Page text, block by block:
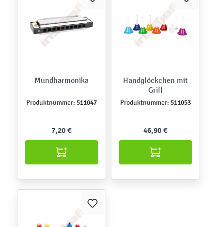
Mundharmonika
Produktnummer: 511047
7,20 €
Handglöckchen mit
Griff
Produktnummer: 511053
46,90 €